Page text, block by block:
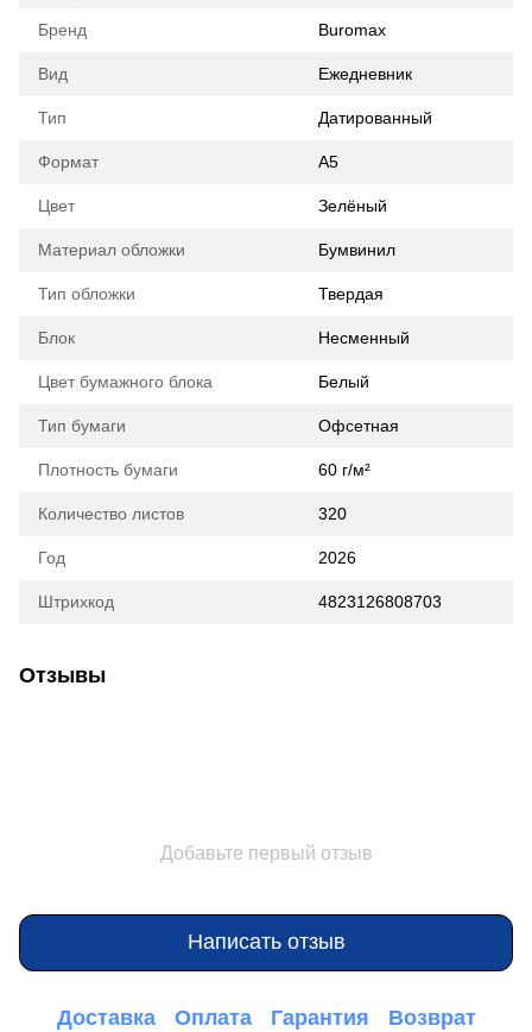
Бренд Buromax
Вид Ежедневник
Тип Датированный
Формат А5
Цвет Зелёный
Материал обложки Бумвинил
Тип обложки Твердая
Блок Несменный
Цвет бумажного блока Белый
Тип бумаги Офсетная
Плотность бумаги 60 г/м²
Количество листов 320
Год 2026
Штрихкод 4823126808703
Отзывы
Добавьте первый отзыв
Написать отзыв
Доставка Оплата Гарантия Возврат